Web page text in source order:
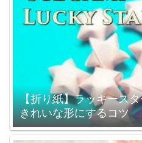
【折り紙】ラッキース
きれいな形にするコツ